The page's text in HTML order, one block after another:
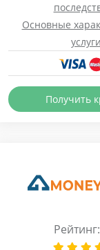
Основные
услуги
Получить